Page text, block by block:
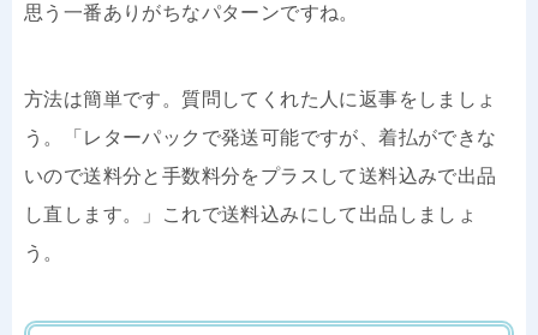
思う一番ありがちなパターンですね。
方法は簡単です。質問してくれた人に返事をしましょ
う。「レターパックで発送可能ですが、着払ができな
いので送料分と手数料分をプラスして送料込みで出品
し直します。」これで送料込みにして出品しましょ
う。